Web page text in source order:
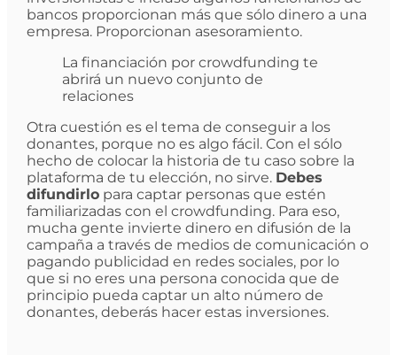
bancos proporcionan más que sólo dinero a una
empresa. Proporcionan asesoramiento.
La financiación por crowdfunding te
abrirá un nuevo conjunto de
relaciones
Otra cuestión es el tema de conseguir a los
donantes, porque no es algo fácil. Con el sólo
hecho de colocar la historia de tu caso sobre la
plataforma de tu elección, no sirve. Debes
difundirlopara captar personas que estén
familiarizadas con el crowdfunding. Para eso,
mucha gente invierte dinero en difusión de la
campaña a través de medios de comunicación o
pagando publicidad en redes sociales, por lo
que si no eres una persona conocida que de
principio pueda captar un alto número de
donantes, deberás hacer estas inversiones.